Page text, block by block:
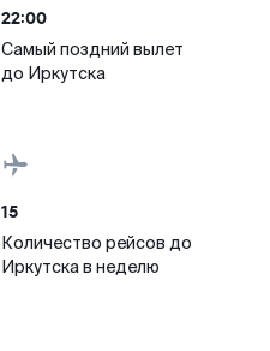
22:00
Самый поздний вылет
до Иркутска
15
Количество рейсов до
Иркутска в неделю